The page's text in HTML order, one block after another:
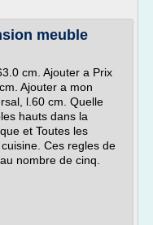
meuble
cm. Ajouter a Prix
Ajouter a mon
l.60 cm. Quelle
hauts dans la
et Toutes les
Ces regles de
nombre de cinq.